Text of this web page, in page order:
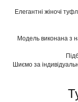
Елегантні жіночі
Модель виконана з
Шиємо за